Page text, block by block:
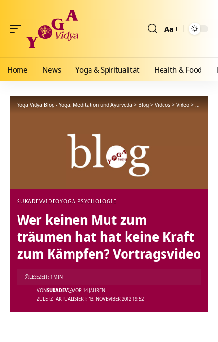
Aa
Home News Yoga & Spiritualität Health & Food
Yoga Vidya Blog - Yoga, Meditation und Ayurveda > Blog > Videos > Video > Wer
SUKADEVVIDEOYOGA PSYCHOLOGIE
Wer keinen Mut zum
träumen hat hat keine Kraft
zum Kämpfen? Vortragsvideo
ZULETZT AKTUALISIERT: 13. NOVEMBER 2012 19:52
VONSUKADEV VOR 14 JAHREN
LESEZEIT: 1 MIN